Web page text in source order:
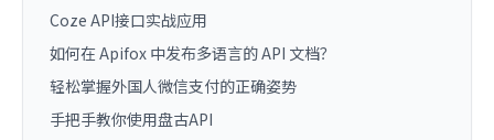
Coze API接口实战应用
如何在 Apifox 中发布多语言的 API 文档？
轻松掌握外国人微信支付的正确姿势
手把手教你使用盘古API